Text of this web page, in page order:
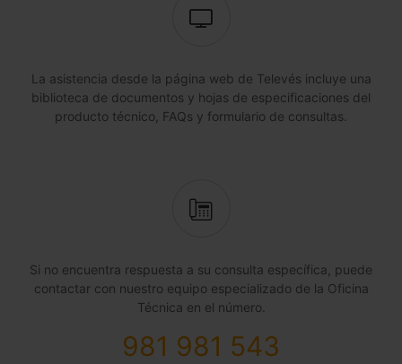
La asistencia desde la página web de Televés incluye una
biblioteca de documentos y hojas de especificaciones del
producto técnico, FAQs y formulario de consultas.
Si no encuentra respuesta a su consulta específica, puede
contactar con nuestro equipo especializado de la Oficina
Técnica en el número.
981 981 543